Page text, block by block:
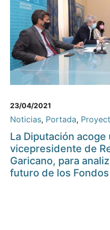
23/04/2021
Noticias, Portada,
La Diputación
vicepresidente de
Garicano, para
futuro de los